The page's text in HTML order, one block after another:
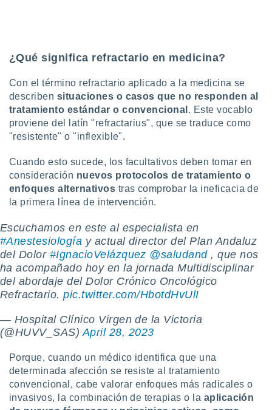
crear un
uso de
la
contenido
medir el
de la
del
de
o a través
de
de
uso de
con el
e
mediante
publicidad
de
¿Qué significa refractario en medicina?
Con el término refractario aplicado a la medicina se
describen situaciones o casos que no responden al
tratamiento estándar o convencional . Este vocablo
proviene del latín "refractarius", que se traduce como
"resistente" o "inflexible".
Cuando esto sucede, los facultativos deben tomar en
consideración nuevos protocolos de tratamiento o
enfoques alternativos tras comprobar la ineficacia de
la primera línea de intervención.
Escuchamos en este al especialista en
#Anestesiología y actual director del Plan Andaluz
del Dolor #IgnacioVelázquez @saludand, que nos
ha acompañado hoy en la jornada Multidisciplinar
del abordaje del Dolor Crónico Oncológico
Refractario.pic.twitter.com/HbotdHvUlI
— Hospital Clínico Virgen de la Victoria
(@HUVV_SAS)April 28, 2023
Porque, cuando un médico identifica que una
determinada afección se resiste al tratamiento
convencional, cabe valorar enfoques más radicales o
invasivos, la combinación de terapias o la aplicación